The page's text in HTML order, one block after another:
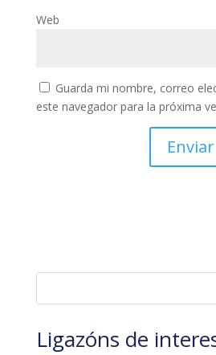
Web
Guarda mi nombre, correo
este navegador para la próxima
Ligazóns de